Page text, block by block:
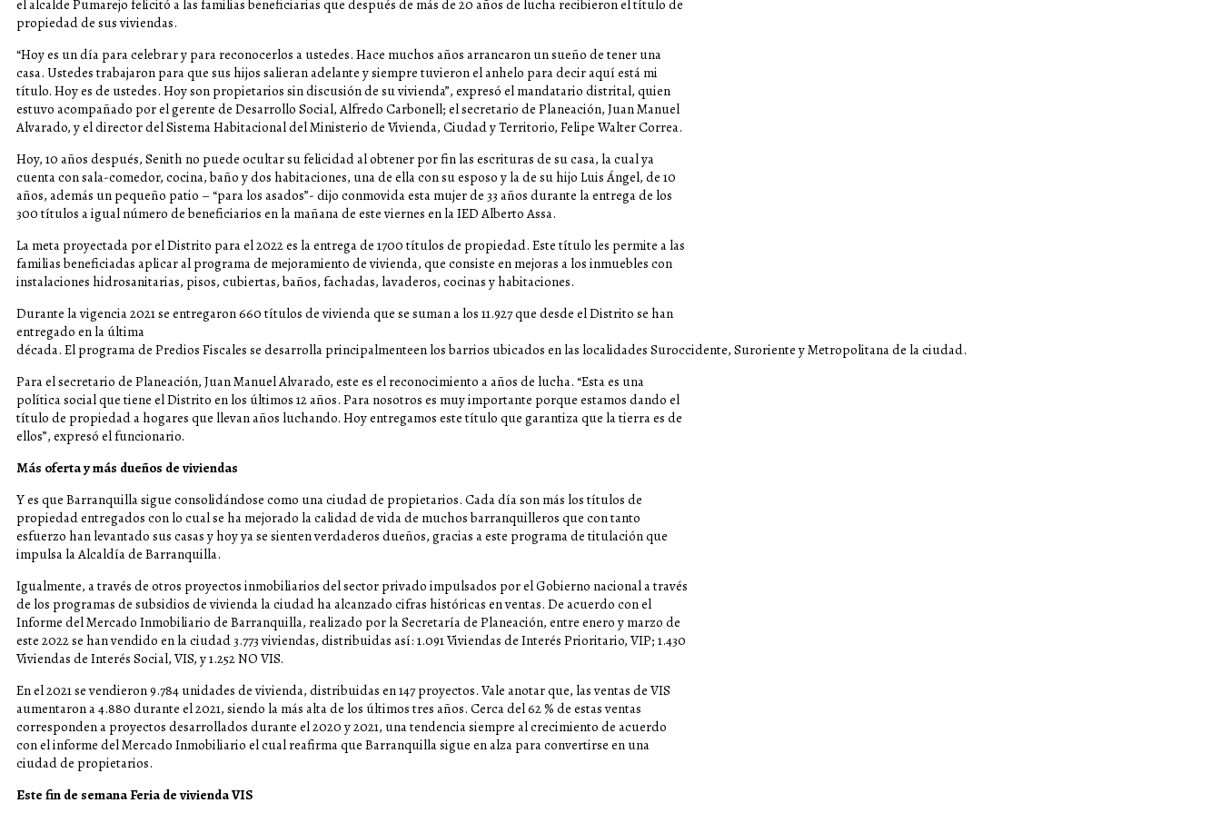
el alcalde Pumarejo felicitó a las familias beneficiarias que después de más de 20 años de lucha recibieron el título de
propiedad de sus viviendas.
“Hoy es un día para celebrar y para reconocerlos a ustedes. Hace muchos años arrancaron un sueño de tener una
casa. Ustedes trabajaron para que sus hijos salieran adelante y siempre tuvieron el anhelo para decir aquí está mi
título. Hoy es de ustedes. Hoy son propietarios sin discusión de su vivienda”, expresó el mandatario distrital, quien
estuvo acompañado por el gerente de Desarrollo Social, Alfredo Carbonell; el secretario de Planeación, Juan Manuel
Alvarado, y el director del Sistema Habitacional del Ministerio de Vivienda, Ciudad y Territorio, Felipe Walter Correa.
Hoy, 10 años después, Senith no puede ocultar su felicidad al obtener por fin las escrituras de su casa, la cual ya
cuenta con sala-comedor, cocina, baño y dos habitaciones, una de ella con su esposo y la de su hijo Luis Ángel, de 10
años, además un pequeño patio – “para los asados”- dijo conmovida esta mujer de 33 años durante la entrega de los
300 títulos a igual número de beneficiarios en la mañana de este viernes en la IED Alberto Assa.
La meta proyectada por el Distrito para el 2022 es la entrega de 1700 títulos de propiedad. Este título les permite a las
familias beneficiadas aplicar al programa de mejoramiento de vivienda, que consiste en mejoras a los inmuebles con
instalaciones hidrosanitarias, pisos, cubiertas, baños, fachadas, lavaderos, cocinas y habitaciones.
Durante la vigencia 2021 se entregaron 660 títulos de vivienda que se suman a los 11.927 que desde el Distrito se han
entregado en la última
década. El programa de Predios Fiscales se desarrolla principalmenteen los barrios ubicados en las localidades Suroccidente, Suroriente y Metropolitana de la ciudad.
Para el secretario de Planeación, Juan Manuel Alvarado, este es el reconocimiento a años de lucha. “Esta es una
política social que tiene el Distrito en los últimos 12 años. Para nosotros es muy importante porque estamos dando el
título de propiedad a hogares que llevan años luchando. Hoy entregamos este título que garantiza que la tierra es de
ellos”, expresó el funcionario.
Más oferta y más dueños de viviendas
Y es que Barranquilla sigue consolidándose como una ciudad de propietarios. Cada día son más los títulos de
propiedad entregados con lo cual se ha mejorado la calidad de vida de muchos barranquilleros que con tanto
esfuerzo han levantado sus casas y hoy ya se sienten verdaderos dueños, gracias a este programa de titulación que
impulsa la Alcaldía de Barranquilla.
Igualmente, a través de otros proyectos inmobiliarios del sector privado impulsados por el Gobierno nacional a través
de los programas de subsidios de vivienda la ciudad ha alcanzado cifras históricas en ventas. De acuerdo con el
Informe del Mercado Inmobiliario de Barranquilla, realizado por la Secretaría de Planeación, entre enero y marzo de
este 2022 se han vendido en la ciudad 3.773 viviendas, distribuidas así: 1.091 Viviendas de Interés Prioritario, VIP; 1.430
Viviendas de Interés Social, VIS, y 1.252 NO VIS.
En el 2021 se vendieron 9.784 unidades de vivienda, distribuidas en 147 proyectos. Vale anotar que, las ventas de VIS
aumentaron a 4.880 durante el 2021, siendo la más alta de los últimos tres años. Cerca del 62 % de estas ventas
corresponden a proyectos desarrollados durante el 2020 y 2021, una tendencia siempre al crecimiento de acuerdo
con el informe del Mercado Inmobiliario el cual reafirma que Barranquilla sigue en alza para convertirse en una
ciudad de propietarios.
Este fin de semana Feria de vivienda VIS